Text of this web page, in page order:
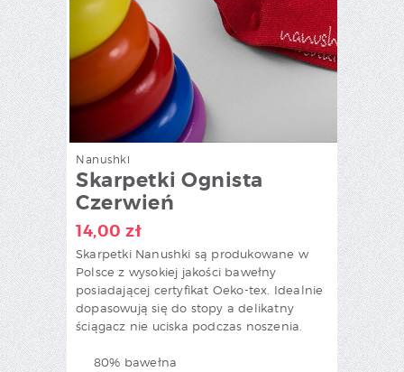
Nanushki
Skarpetki Ognista
Czerwień
14,00 zł
Skarpetki Nanushki są produkowane w
Polsce z wysokiej jakości bawełny
posiadającej certyfikat Oeko-tex. Idealnie
dopasowują się do stopy a delikatny
ściągacz nie uciska podczas noszenia.
80% bawełna
Kupując ten produkt możesz
otrzymać 1,40 złw naszym
programie lojalnościowym.
Twój koszyk wyniesie1,40
, które będzie można
zamienić na kupon
rabatowy.